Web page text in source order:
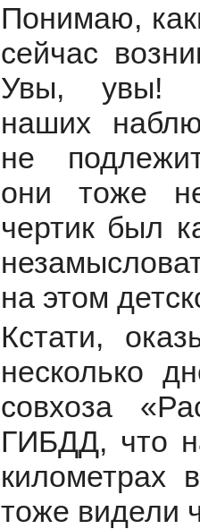
Понимаю,
сейчас
Увы, увы!
наших
не
они тоже
чертик был
на этом
Кстати,
несколько
совхоза
ГИБДД, что
километрах
тоже видели